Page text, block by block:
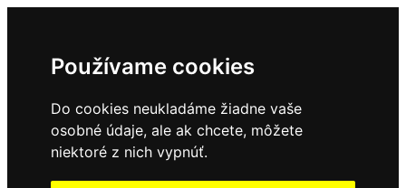
Používame cookies
Do cookies neukladáme žiadne vaše
osobné údaje, ale ak chcete, môžete
niektoré z nich vypnúť.